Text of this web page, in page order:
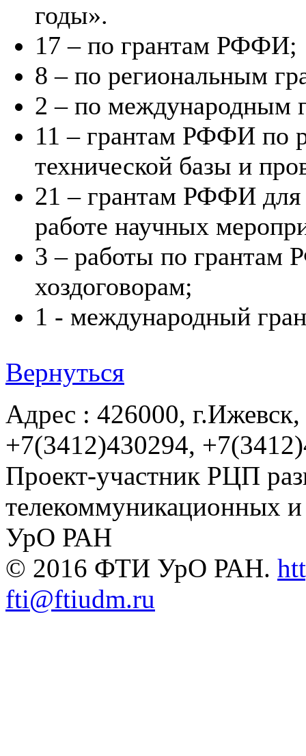
годы».
17 – по грантам РФФИ;
8 – по региональным
2 – по международным
11 – грантам РФФИ по
технической базы и
21 – грантам РФФИ для
работе научных
3 – работы по
хоздоговорам;
1 - международный
Вернуться
Адрес : 426000,
+7(3412)430294,
Проект-участник РЦП
телекоммуникационных
УрО РАН
© 2016 ФТИ УрО РАН.
fti@ftiudm.ru